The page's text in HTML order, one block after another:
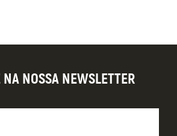
NA NOSSA NEWSLETTER